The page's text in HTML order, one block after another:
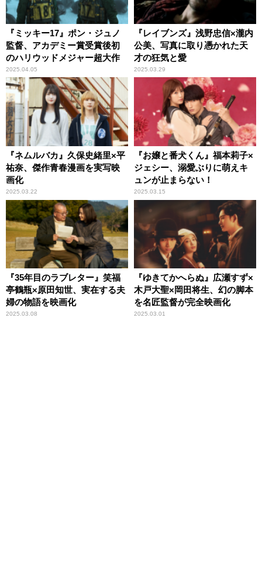
『ミッキー17』ポン・ジュノ
監督、アカデミー賞受賞後初
のハリウッドメジャー超大作
2025.04.05
『レイブンズ』浅野忠信×瀧内
公美、写真に取り憑かれた天
才の狂気と愛
2025.03.29
『ネムルバカ』久保史緒里×平
祐奈、傑作青春漫画を実写映
画化
2025.03.22
『お嬢と番犬くん』福本莉子×
ジェシー、溺愛ぶりに萌えキ
ュンが止まらない！
2025.03.15
『35年目のラブレター』笑福
亭鶴瓶×原田知世、実在する夫
婦の物語を映画化
2025.03.08
『ゆきてかへらぬ』広瀬すず×
木戸大聖×岡田将生、幻の脚本
を名匠監督が完全映画化
2025.03.01